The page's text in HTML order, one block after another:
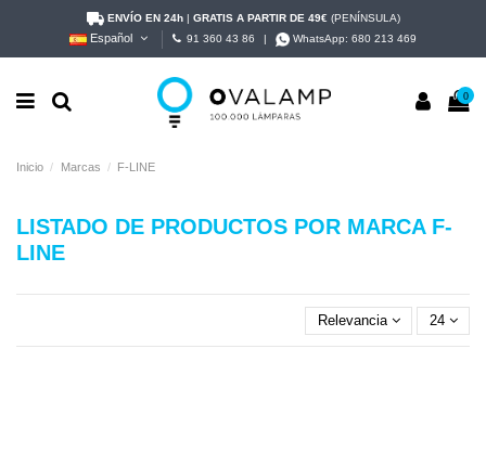
ENVÍO EN 24h| GRATIS A PARTIR DE 49€ (PENÍNSULA)
Español 91 360 43 86 WhatsApp:680 213 469
0
Inicio Marcas F-LINE
LISTADO DE PRODUCTOS POR MARCA F-
LINE
Relevancia 24